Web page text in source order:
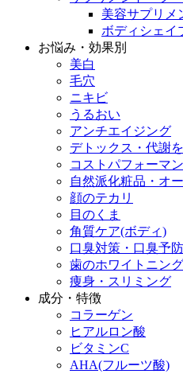
美容サプリメ
ボディシェイ
お悩み・効果別
美白
毛穴
ニキビ
うるおい
アンチエイジング
デトックス・代謝
コストパフォーマ
自然派化粧品・オ
顔のテカリ
目のくま
角質ケア(ボディ)
口臭対策・口臭予防
歯のホワイトニング
痩身・スリミング
成分・特徴
コラーゲン
ヒアルロン酸
ビタミンC
AHA(フルーツ酸)